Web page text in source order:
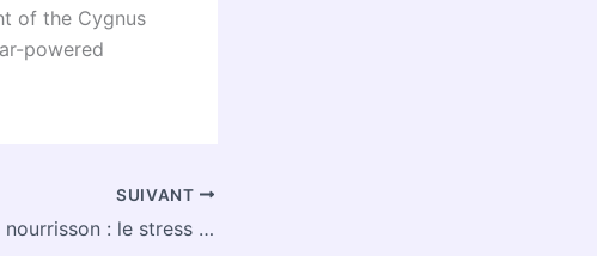
of the Cygnus
powered
SUIVANT
Eczéma du nourrisson : le stress pendant la grossesse pourrait être à l’origine de la maladie